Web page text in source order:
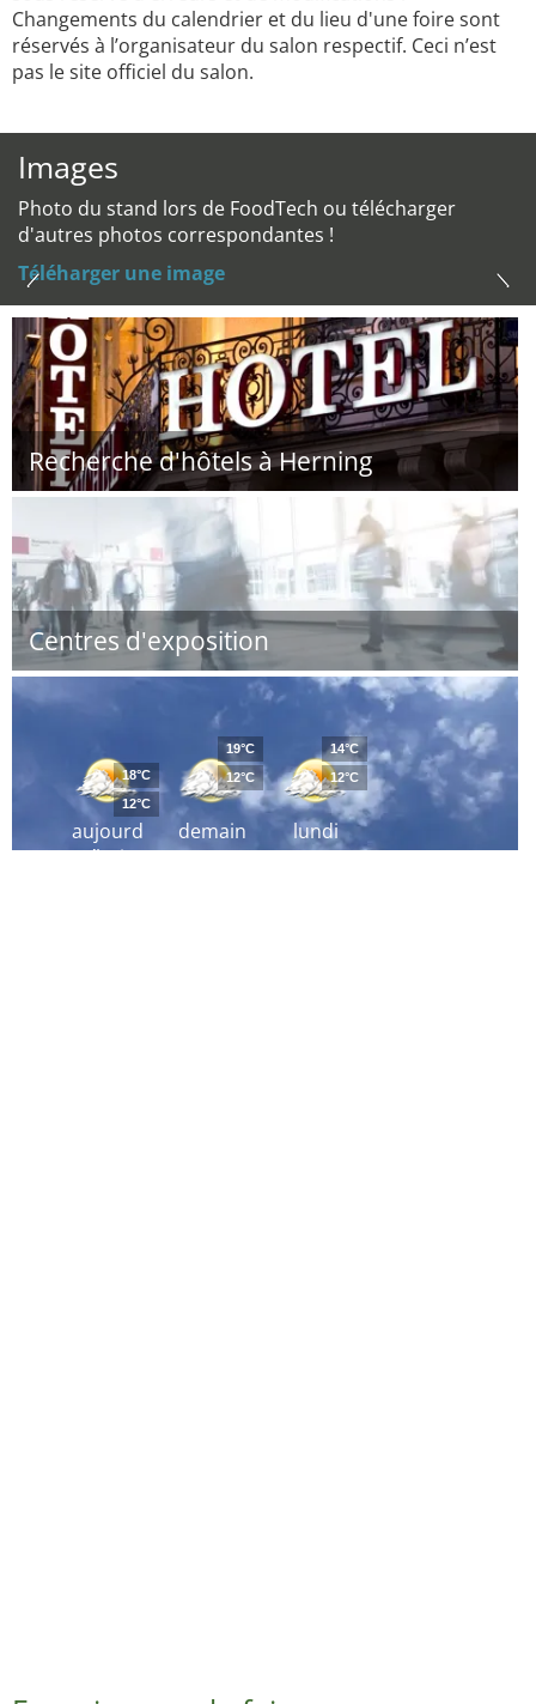
Changements du calendrier et du lieu d'une foire sont
réservés à l’organisateur du salon respectif. Ceci n’est
pas le site officiel du salon.
Images
Photo du stand lors de FoodTech ou télécharger
d'autres photos correspondantes !
Téléharger une image
Recherche d'hôtels à Herning
Centres d'exposition
aujourd
´hui
18°C
12°C
demain
19°C
12°C
lundi
14°C
12°C